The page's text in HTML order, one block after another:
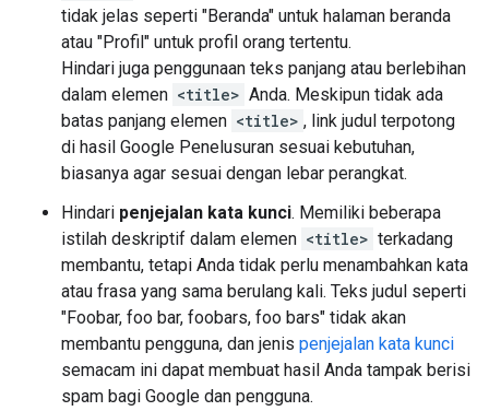
tidak jelas seperti "Beranda" untuk halaman beranda
atau "Profil" untuk profil orang tertentu.
Hindari juga penggunaan teks panjang atau berlebihan
dalam elemen <title> Anda. Meskipun tidak ada
batas panjang elemen <title> , link judul terpotong
di hasil Google Penelusuran sesuai kebutuhan,
biasanya agar sesuai dengan lebar perangkat.
Hindari penjejalan kata kunci. Memiliki beberapa
istilah deskriptif dalam elemen <title> terkadang
membantu, tetapi Anda tidak perlu menambahkan kata
atau frasa yang sama berulang kali. Teks judul seperti
"Foobar, foo bar, foobars, foo bars" tidak akan
membantu pengguna, dan jenis penjejalan kata kunci
semacam ini dapat membuat hasil Anda tampak berisi
spam bagi Google dan pengguna.